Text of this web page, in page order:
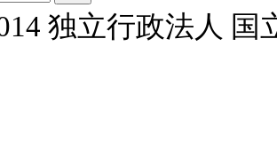
独立行政法人 国